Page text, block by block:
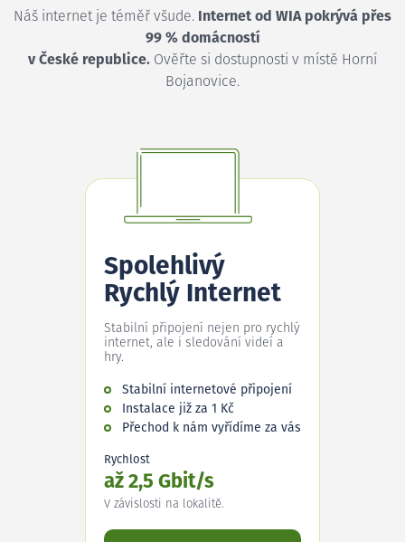
Náš internet je téměř všude. Internet od WIA pokrývá přes
99 % domácností
v České republice. Ověřte si dostupnosti v místě Horní
Bojanovice.
Spolehlivý
Rychlý Internet
Stabilní připojení nejen pro rychlý
internet, ale i sledování videí a
hry.
Stabilní internetové připojení
Instalace již za 1 Kč
Přechod k nám vyřídíme za vás
Rychlost
až 2,5 Gbit/s
V závislosti na lokalitě.